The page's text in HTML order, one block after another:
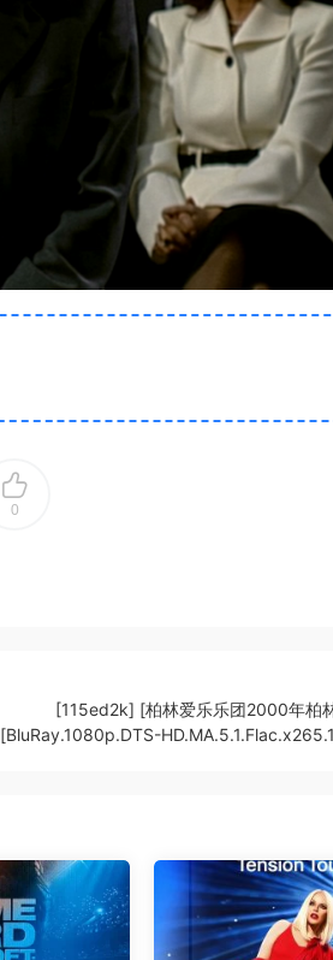
0
[115ed2k] [柏林爱乐乐团2000年柏
[BluRay.1080p.DTS-